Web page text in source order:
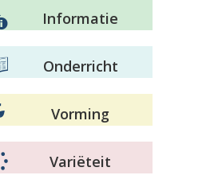
Informatie
Onderricht
Vorming
Variëteit